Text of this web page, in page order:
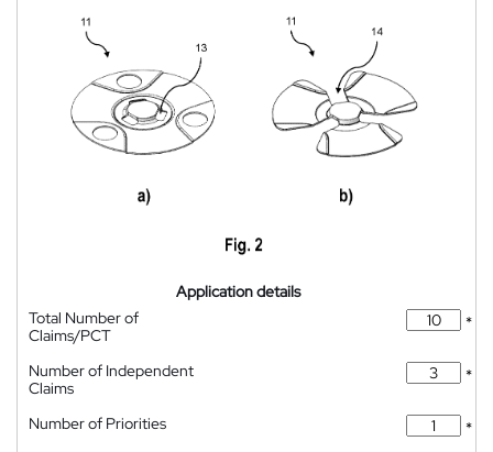
Application details
Total Number of
Claims/PCT
*
Number of Independent
Claims
*
Number of Priorities
*